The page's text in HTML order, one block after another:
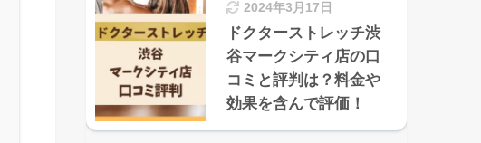
2024年3月17日
ドクターストレッチ渋
谷マークシティ店の口
コミと評判は？料金や
効果を含んで評価！